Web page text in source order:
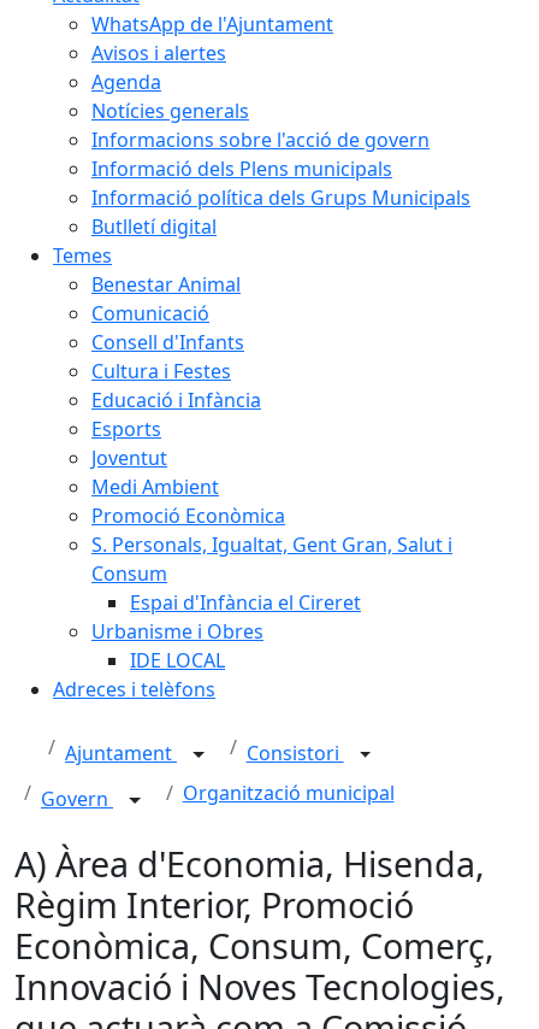
WhatsApp de l'Ajuntament
Avisos i alertes
Agenda
Notícies generals
Informacions sobre l'acció de govern
Informació dels Plens municipals
Informació política dels Grups Municipals
Butlletí digital
Temes
Benestar Animal
Comunicació
Consell d'Infants
Cultura i Festes
Educació i Infància
Esports
Joventut
Medi Ambient
Promoció Econòmica
S. Personals, Igualtat, Gent Gran, Salut i
Consum
Espai d'Infància el Cireret
Urbanisme i Obres
IDE LOCAL
Adreces i telèfons
Ajuntament
Consistori
Govern
Organització municipal
A) Àrea d'Economia, Hisenda,
Règim Interior, Promoció
Econòmica, Consum, Comerç,
Innovació i Noves Tecnologies,